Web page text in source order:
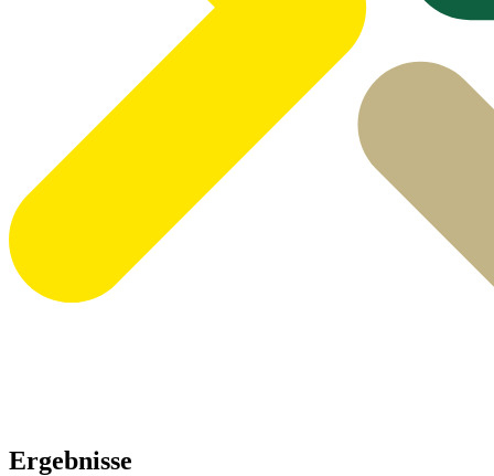
Ergebnisse